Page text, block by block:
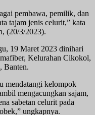
pembawa, pemilik, dan
tajam jenis celurit,” kata
(20/3/2023).
19 Maret 2023 dinihari
Kelurahan Cikokol,
Banten.
mendatangi kelompok
mengacungkan sajam,
sabetan celurit pada
ungkapnya.